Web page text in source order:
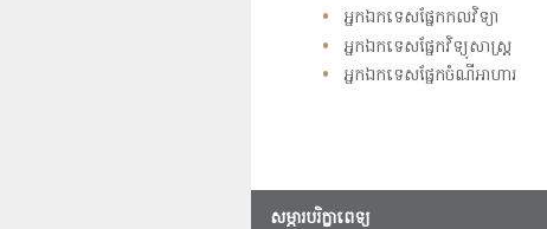
អ្នកឯកទេសផ្នែកកលវិទ្យា
អ្នកឯកទេសផ្នែកវិទ្យុសាស្ត្រ
អ្នកឯកទេសផ្នែកចំណីអាហារ
សម្ភារបរិក្ខាពេទ្យ